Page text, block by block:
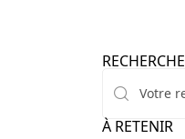
RECHERCHE
À RETENIR